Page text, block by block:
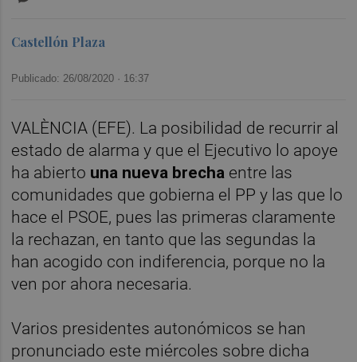
Castellón Plaza
Publicado: 26/08/2020 · 16:37
VALÈNCIA (EFE). La posibilidad de recurrir al
estado de alarma y que el Ejecutivo lo apoye
ha abierto una nueva brecha entre las
comunidades que gobierna el PP y las que lo
hace el PSOE, pues las primeras claramente
la rechazan, en tanto que las segundas la
han acogido con indiferencia, porque no la
ven por ahora necesaria.
Varios presidentes autonómicos se han
pronunciado este miércoles sobre dicha